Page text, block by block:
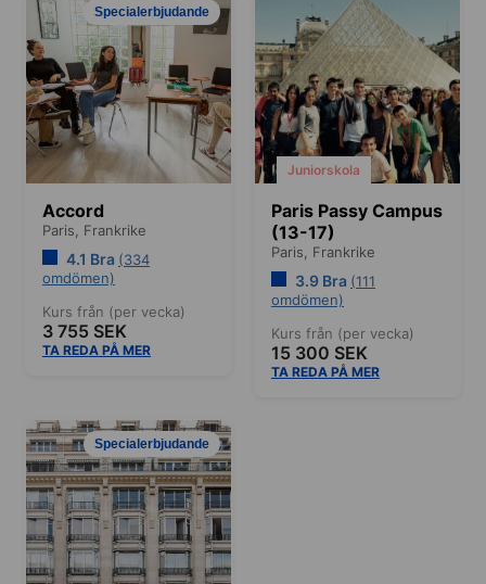
Specialerbjudande
Accord
Paris, Frankrike
4.1 Bra (334
omdömen)
Kurs från (per vecka)
3 755 SEK
TA REDA PÅ MER
Juniorskola
Paris Passy Campus
(13-17)
Paris, Frankrike
3.9 Bra (111
omdömen)
Kurs från (per vecka)
15 300 SEK
TA REDA PÅ MER
Specialerbjudande